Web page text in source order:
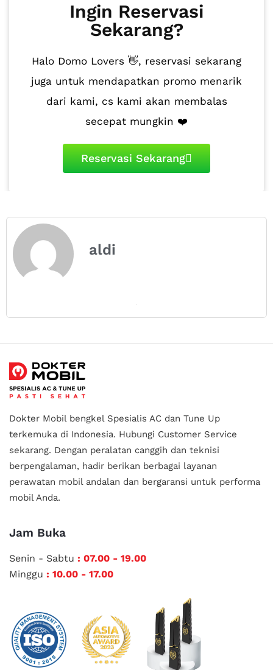
Ingin Reservasi
Sekarang?
Halo Domo Lovers 👋, reservasi sekarang
juga untuk mendapatkan promo menarik
dari kami, cs kami akan membalas
secepat mungkin ❤️
Reservasi Sekarang
aldi
Dokter Mobil bengkel Spesialis AC dan Tune Up
terkemuka di Indonesia. Hubungi Customer Service
sekarang. Dengan peralatan canggih dan teknisi
berpengalaman, hadir berikan berbagai layanan
perawatan mobil andalan dan bergaransi untuk performa
mobil Anda.
Jam Buka
Senin - Sabtu : 07.00 - 19.00
Minggu : 10.00 - 17.00